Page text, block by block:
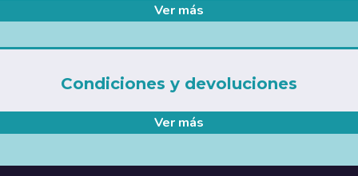
Ver más
Condiciones y devoluciones
Ver más